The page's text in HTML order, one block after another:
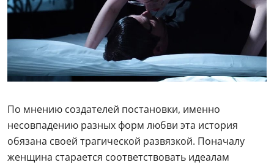
По мнению создателей постановки, именно
несовпадению разных форм любви эта история
обязана своей трагической развязкой. Поначалу
женщина старается соответствовать идеалам